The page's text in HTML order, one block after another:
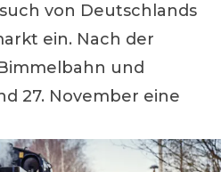
von Deutschlands
ein. Nach der
und
27. November eine